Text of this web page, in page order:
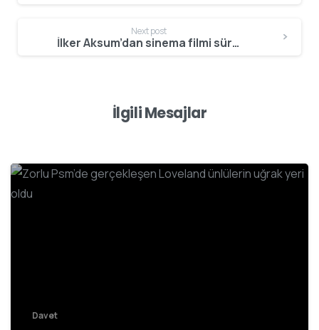
Next post
İlker Aksum’dan sinema filmi sürprizi
İlgili Mesajlar
Davet